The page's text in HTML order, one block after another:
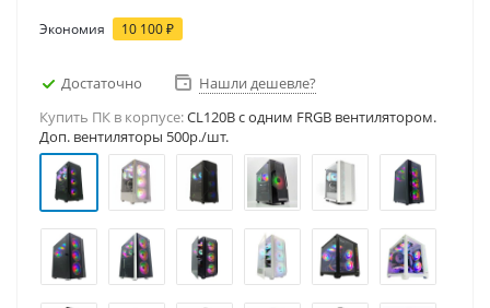
Экономия 10 100₽
Достаточно
Нашли дешевле?
Купить ПК в корпусе:CL120B c одним FRGB вентилятором.
Доп. вентиляторы 500р./шт.